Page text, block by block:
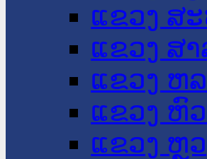
ແຂວງ ສ
ແຂວງ ສ
ແຂວງ ຫ
ແຂວງ ຫົ
ແຂວງ ຫຼ